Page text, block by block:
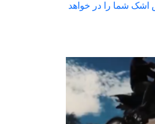
اشک شما را در خواهد